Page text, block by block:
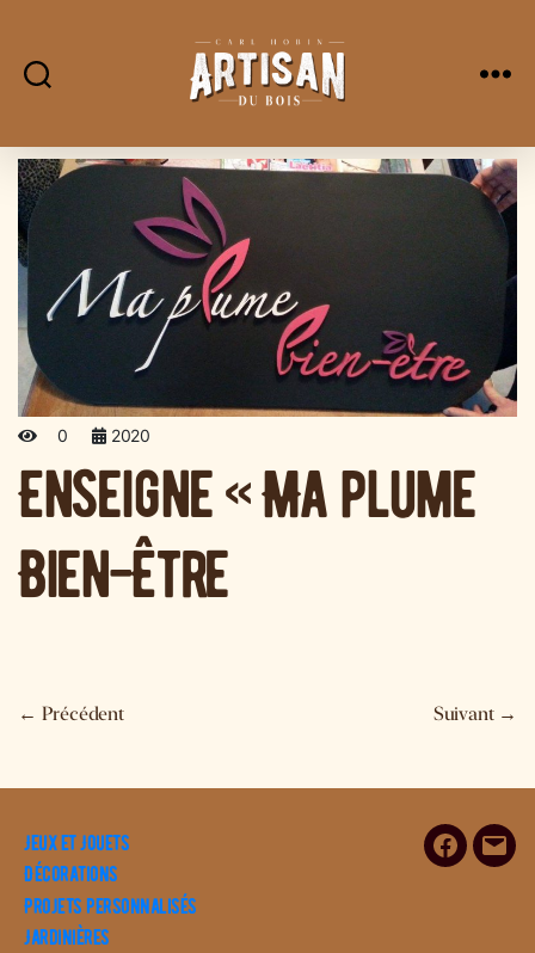
Bois
0 2020
Enseigne « Ma plume
Bien-Être
← Précédent Suivant →
Jeux et Jouets
Décorations
Projets personnalisés
Jardinières
FacebookE-